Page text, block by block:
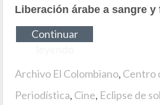
Liberación árabe a sangre y
Continuar
Archivo El Colombiano, Centro
Periodística, Cine, Eclipse de sol